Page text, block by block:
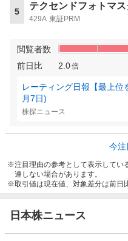
5
テクセンドフォトマ
429A 東証PRM
閲覧者数
前日比
2.0倍
レーティング日報【最上
月7日)
株探ニュース
今注
注目理由の参考として表示してい
連しない場合があります。
取引値は現在値、対象差分は前日
日本株ニュース